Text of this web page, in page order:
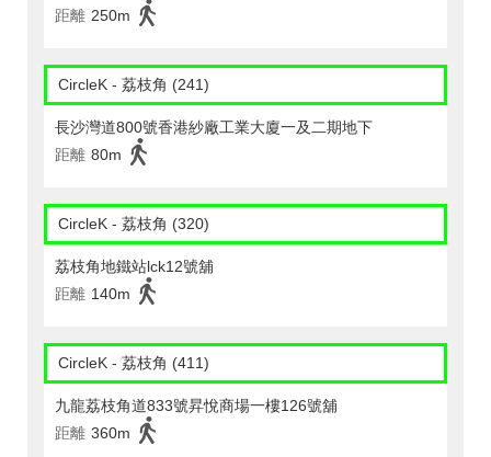
距離 250m
CircleK - 荔枝角 (241)
長沙灣道800號香港紗廠工業大廈一及二期地下
距離 80m
CircleK - 荔枝角 (320)
荔枝角地鐵站lck12號舖
距離 140m
CircleK - 荔枝角 (411)
九龍荔枝角道833號昇悅商場一樓126號舖
距離 360m